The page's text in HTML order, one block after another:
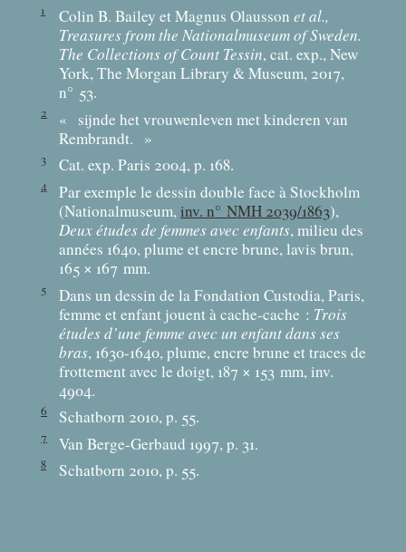
1 Colin B. Bailey et Magnus Olausson et al.,
Treasures from the Nationalmuseum of Sweden.
The Collections of Count Tessin, cat. exp., New
York, The Morgan Library & Museum, 2017,
n° 53.
2 «
sijnde het vrouwenleven met kinderen van
Rembrandt.
»
3 Cat. exp. Paris 2004, p. 168.
4
Par exemple le dessin double face à Stockholm
(Nationalmuseum,inv. n° NMH 2039/1863),
Deux études de femmes avec enfants, milieu des
années 1640, plume et encre brune, lavis brun,
165 × 167 mm.
5
Dans un dessin de la Fondation Custodia, Paris,
femme et enfant jouent à cache-cache : Trois
études d’une femme avec un enfant dans ses
bras, 1630-1640, plume, encre brune et traces de
frottement avec le doigt, 187 × 153 mm, inv.
4904.
6 Schatborn 2010, p. 55.
7 Van Berge-Gerbaud 1997, p. 31.
8 Schatborn 2010, p. 55.